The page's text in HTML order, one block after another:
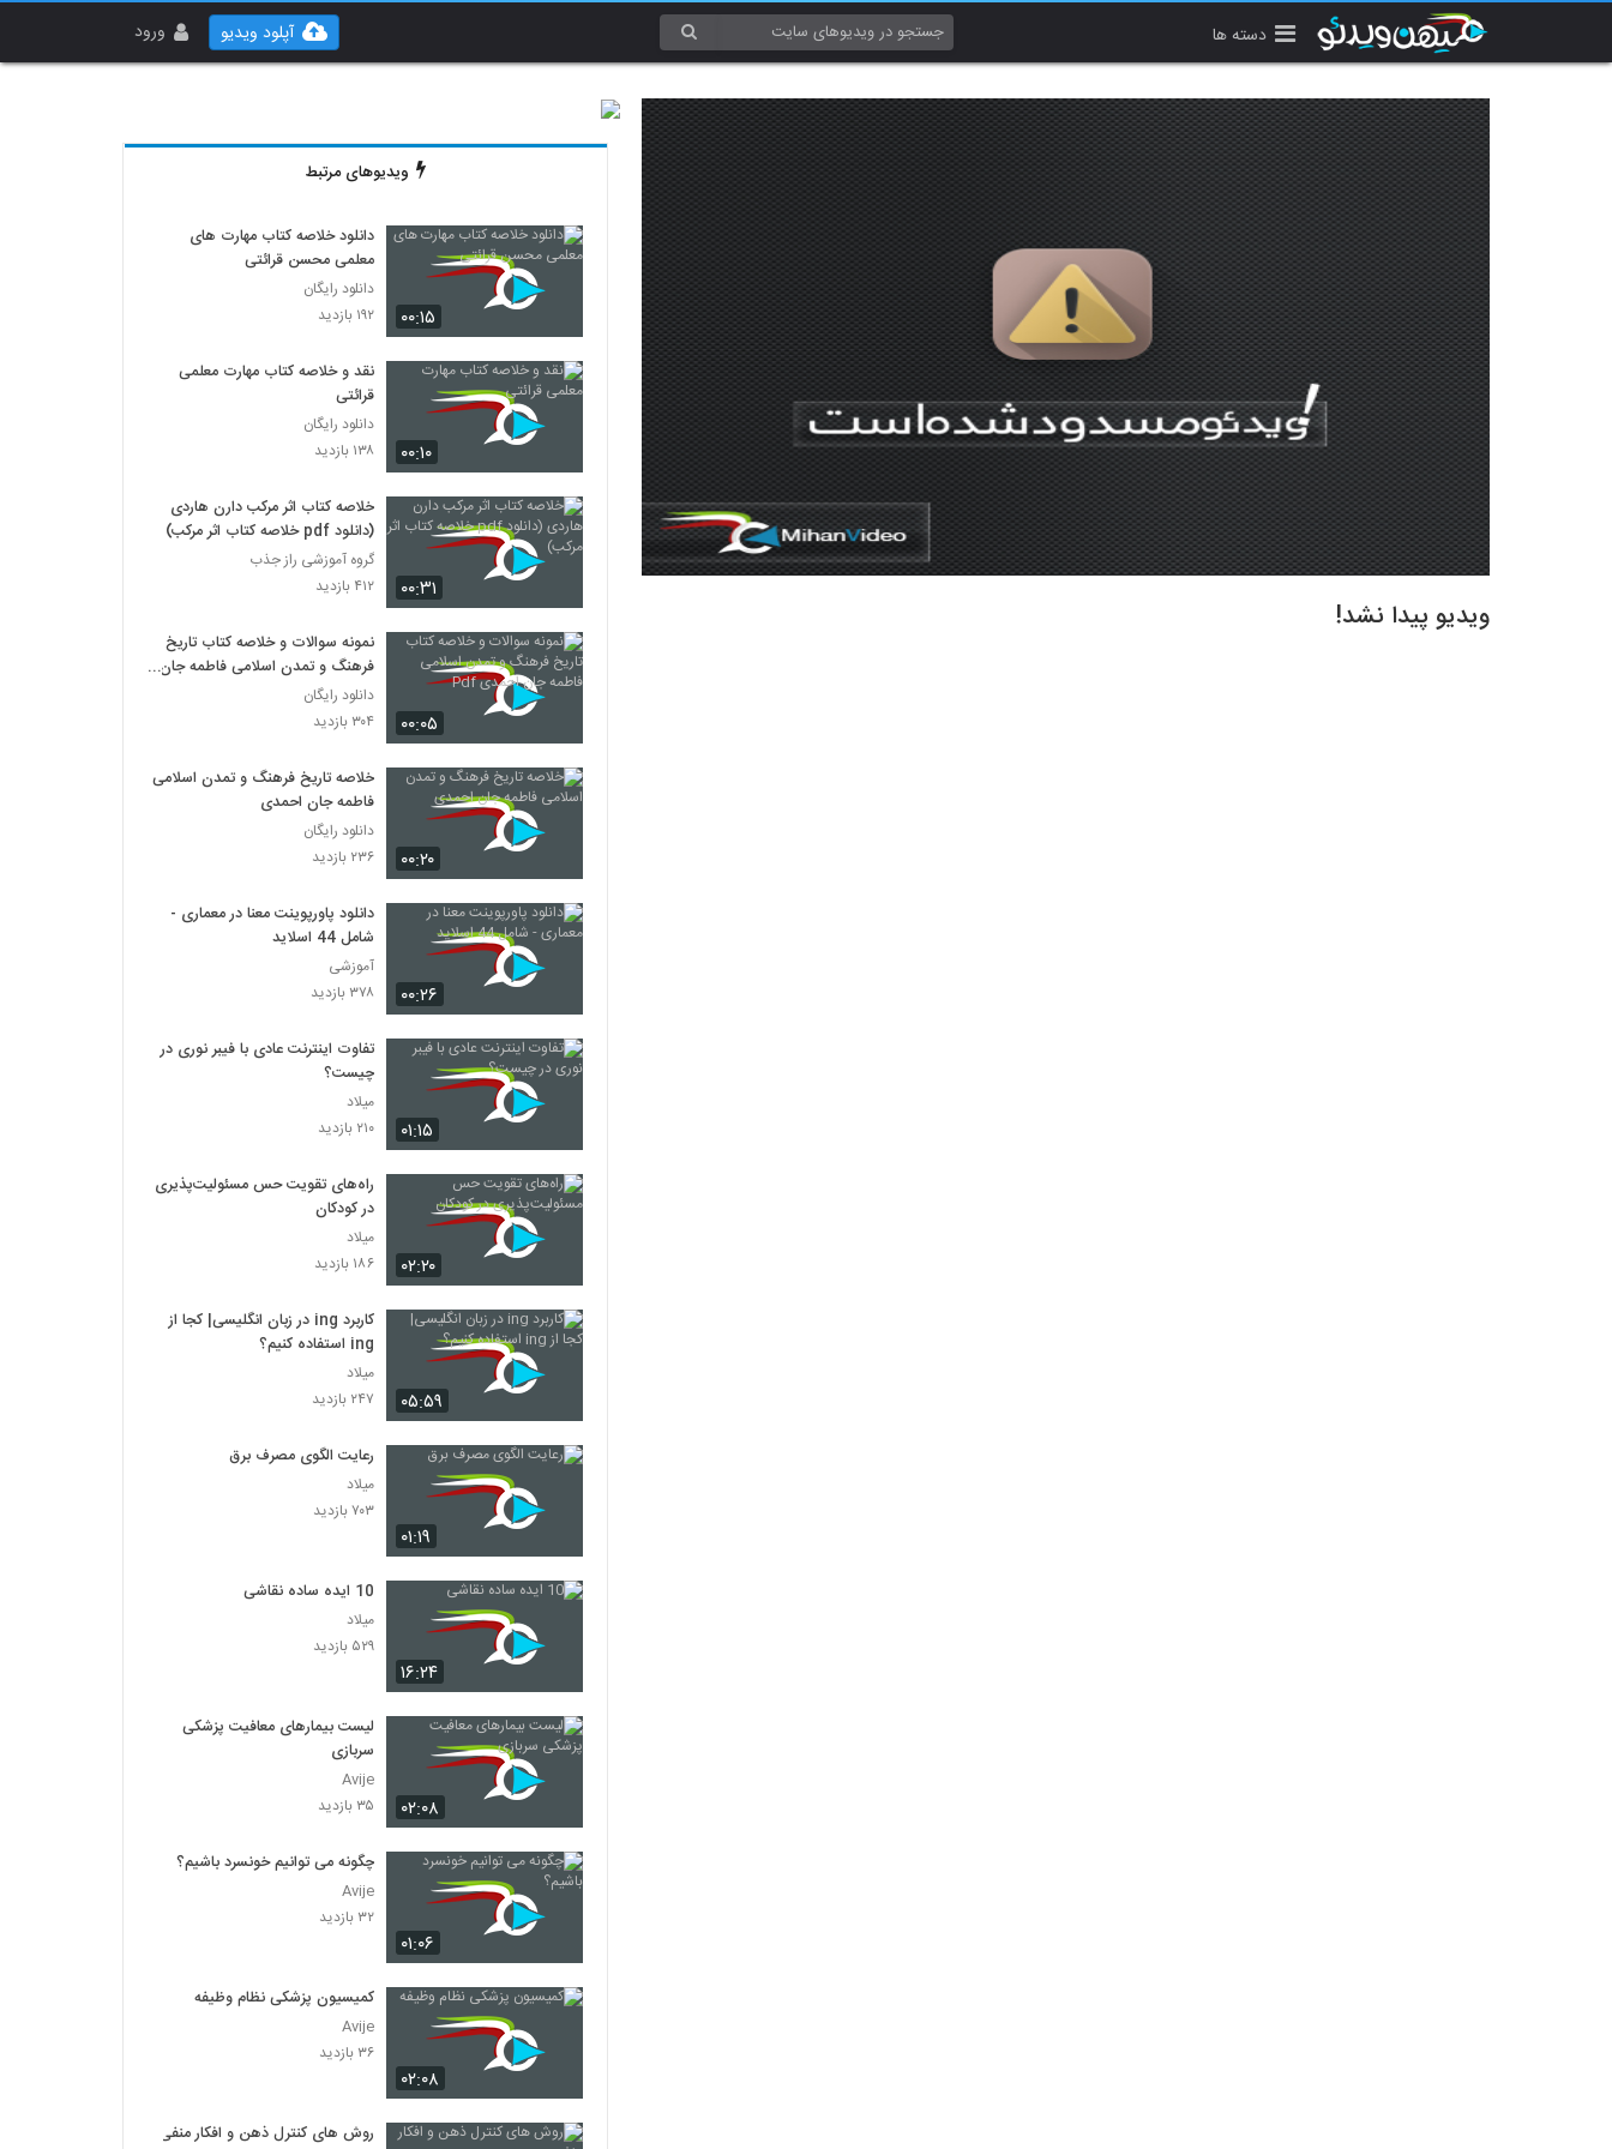
دسته ها ورود آپلود ویدیو
ویدیو پیدا نشد!
ویدیوهای مرتبط
۰۰:۱۵
دانلود خلاصه کتاب مهارت های
معلمی محسن قرائتی
دانلود رایگان
۱۹۲ بازدید
۰۰:۱۰
نقد و خلاصه کتاب مهارت معلمی
قرائتی
دانلود رایگان
۱۳۸ بازدید
۰۰:۳۱
خلاصه کتاب اثر مرکب دارن هاردی
(دانلود pdf خلاصه کتاب اثر مرکب)
گروه آموزشی راز جذب
۴۱۲ بازدید
۰۰:۰۵
نمونه سوالات و خلاصه کتاب تاریخ
فرهنگ و تمدن اسلامی فاطمه جان
احمدی Pdf
دانلود رایگان
۳۰۴ بازدید
۰۰:۲۰
خلاصه تاریخ فرهنگ و تمدن اسلامی
فاطمه جان احمدی
دانلود رایگان
۲۳۶ بازدید
۰۰:۲۶
دانلود پاورپوینت معنا در معماری -
شامل 44 اسلاید
آموزشی
۳۷۸ بازدید
۰۱:۱۵
تفاوت اینترنت عادی با فیبر نوری در
چیست؟
میلاد
۲۱۰ بازدید
۰۲:۲۰
راه‌های تقویت حس مسئولیت‌پذیری
در کودکان
میلاد
۱۸۶ بازدید
۰۵:۵۹
کاربرد ing در زبان انگلیسی| کجا از
ing استفاده کنیم؟
میلاد
۲۴۷ بازدید
۰۱:۱۹
رعایت الگوی مصرف برق
میلاد
۷۰۳ بازدید
۱۶:۲۴
10 ایده ساده نقاشی
میلاد
۵۲۹ بازدید
۰۲:۰۸
لیست بیمارهای معافیت پزشکی
سربازی
Avije
۳۵ بازدید
۰۱:۰۶
چگونه می توانیم خونسرد باشیم؟
Avije
۳۲ بازدید
۰۲:۰۸
کمیسیون پزشکی نظام وظیفه
Avije
۳۶ بازدید
روش های کنترل ذهن و افکار منفی